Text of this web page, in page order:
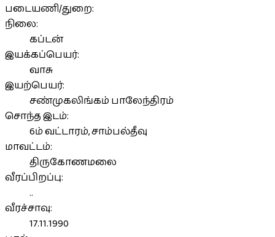
படையணி/துறை:
நிலை:
கப்டன்
இயக்கப்பெயர்:
வாசு
இயற்பெயர்:
சண்முகலிங்கம் பாலேந்திரம்
சொந்த இடம்:
6ம் வட்டாரம், சாம்பல்தீவு
மாவட்டம்:
திருகோணமலை
வீரப்பிறப்பு:
..
வீரச்சாவு:
17.11.1990